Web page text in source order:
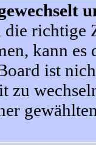
richtige
kann es
ist
zu